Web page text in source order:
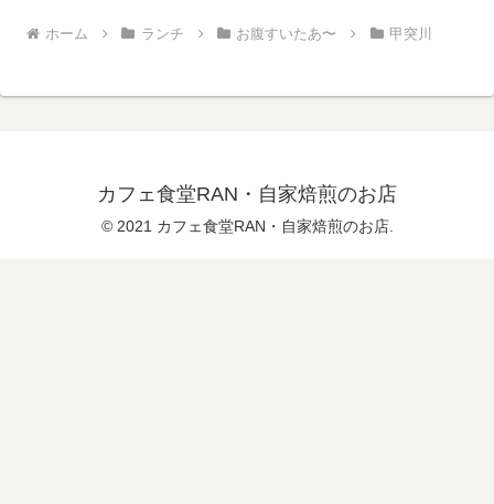
ホーム ランチ お腹すいたあ〜 甲突川
カフェ食堂RAN・自家焙煎のお店
© 2021 カフェ食堂RAN・自家焙煎のお店.